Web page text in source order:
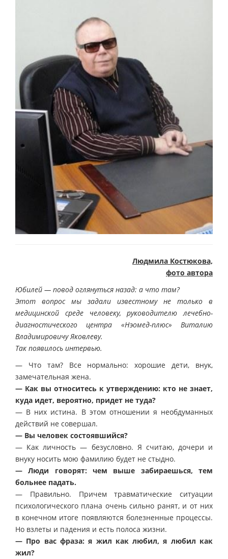
Людмила Костюкова,
фото автора
Юбилей — повод оглянуться назад: а что там?
Этот вопрос мы задали известному не только в
медицинской среде человеку, руководителю лечебно-
диагностического центра «Нэомед-плюс» Виталию
Владимировичу Яковлеву.
Так появилось интервью.
— Что там? Все нормально: хорошие дети, внук,
замечательная жена.
— Как вы относитесь к утверждению: кто не знает,
куда идет, вероятно, придет не туда?
— В них истина. В этом отношении я необдуманных
действий не совершал.
— Вы человек состоявшийся?
— Как личность — безусловно. Я считаю, дочери и
внуку носить мою фамилию будет не стыдно.
— Люди говорят: чем выше забираешься, тем
больнее падать.
— Правильно. Причем травматические ситуации
психологического плана очень сильно ранят, и от них
в конечном итоге появляются болезненные процессы.
Но взлеты и падения и есть полоса жизни.
— Про вас фраза: я жил как любил, я любил как
жил?